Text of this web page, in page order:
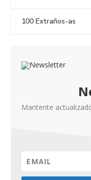
100 Extraños-as
Mantente